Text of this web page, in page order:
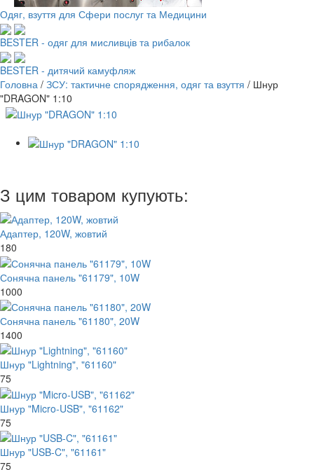
Одяг, взуття для Сфери послуг та Медицини
BESTER - одяг для мисливців та рибалок
BESTER - дитячий камуфляж
Головна / ЗСУ: тактичне спорядження, одяг та взуття / Шнур
"DRAGON" 1:10
З цим товаром купують:
Адаптер, 120W, жовтий
180
Сонячна панель "61179", 10W
1000
Сонячна панель "61180", 20W
1400
Шнур "Lightning", "61160"
75
Шнур "Micro-USB", "61162"
75
Шнур "USB-C", "61161"
75